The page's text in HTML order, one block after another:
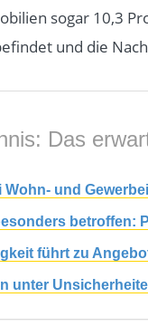
sogar 10,3
und die
Das
und
betroffen:
führt zu
unter